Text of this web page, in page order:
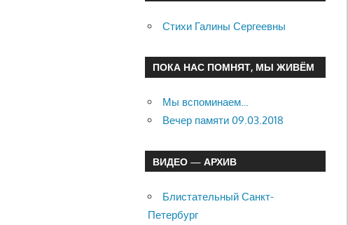
Стихи Галины Сергеевны
ПОКА НАС ПОМНЯТ, МЫ ЖИВЁМ
Мы вспоминаем…
Вечер памяти 09.03.2018
ВИДЕО — АРХИВ
Блистательный Санкт-
Петербург